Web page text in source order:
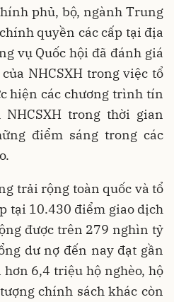
phủ, bộ, ngành Trung
quyền các cấp tại địa
vụ Quốc hội đã đánh giá
NHCSXH trong việc tổ
hiện các chương trình tín
trong thời gian
điểm sáng trong các
trải rộng toàn quốc và tổ
tại 10.430 điểm giao dịch
được trên 279 nghìn tỷ
dư nợ đến nay đạt gần
6,4 triệu hộ nghèo, hộ
chính sách khác còn